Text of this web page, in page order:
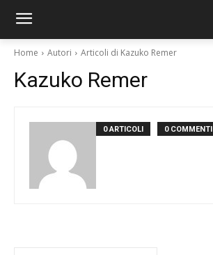
Home Autori Articoli di Kazuko Remer
Kazuko Remer
0 ARTICOLI 0 COMMENTI